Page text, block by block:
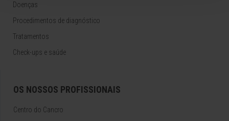
Doenças
Procedimentos de diagnóstico
Tratamentos
Check-ups e saúde
OS NOSSOS PROFISSIONAIS
Centro do Cancro